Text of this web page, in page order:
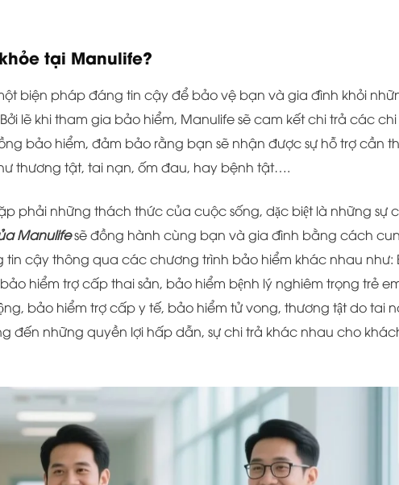
tại Manulife?
biện pháp đáng tin cậy để bảo vệ bạn và gia đình khỏi
lẽ khi tham gia bảo hiểm, Manulife sẽ cam kết chi trả các
bảo hiểm, đảm bảo rằng bạn sẽ nhận được sự hỗ trợ cần
thương tật, tai nạn, ốm đau, hay bệnh tật….
phải những thách thức của cuộc sống, dặc biệt là những sự
Manulifesẽ đồng hành cùng bạn và gia đình bằng cách
cậy thông qua các chương trình bảo hiểm khác nhau như:
hiểm trợ cấp thai sản, bảo hiểm bệnh lý nghiêm trọng trẻ
bảo hiểm trợ cấp y tế, bảo hiểm tử vong, thương tật do tai
đến những quyền lợi hấp dẫn, sự chi trả khác nhau cho